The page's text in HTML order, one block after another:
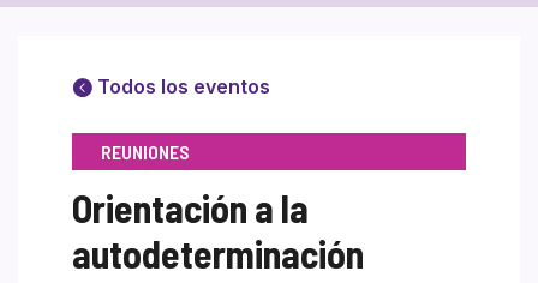
Todos los eventos
REUNIONES
Orientación a la
autodeterminación